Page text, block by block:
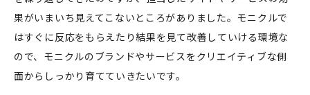
果がいまいち見えてこないところがありました。モニクルで
はすぐに反応をもらえたり結果を見て改善していける環境な
ので、モニクルのブランドやサービスをクリエイティブな側
面からしっかり育てていきたいです。